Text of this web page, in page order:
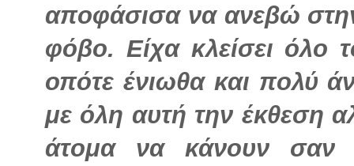
αποφάσισα να ανεβώ
φόβο. Είχα κλείσει όλο
οπότε ένιωθα και πολύ
με όλη αυτή την έκθεση
άτομα να κάνουν